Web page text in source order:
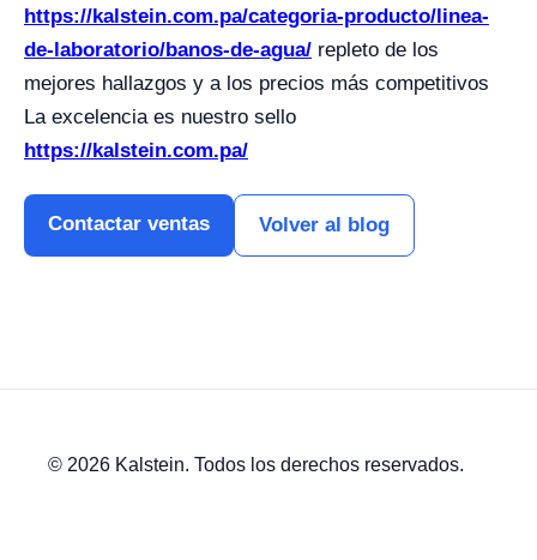
https://kalstein.com.pa/categoria-producto/linea-
de-laboratorio/banos-de-agua/ repleto de los
mejores hallazgos y a los precios más competitivos
La excelencia es nuestro sello
https://kalstein.com.pa/
Contactar ventas Volver al blog
© 2026 Kalstein. Todos los derechos reservados.